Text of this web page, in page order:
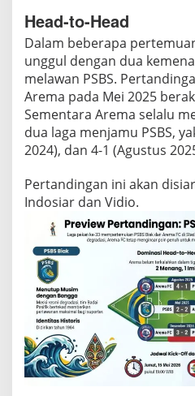
Head-to-Head
Dalam beberapa
unggul dengan dua
melawan PSBS.
Arema pada Mei 2025
Sementara Arema selalu
dua laga menjamu PSBS,
2024), dan 4-1 (Agustus
Pertandingan ini akan
Indosiar dan Vidio.